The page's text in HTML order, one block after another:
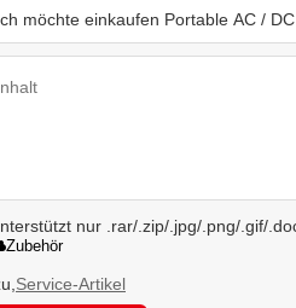
nur .rar/.zip/.jpg/.png/.gif/
Zubehör
Service-Artikel